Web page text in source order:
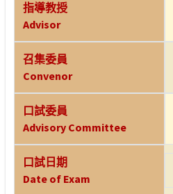
指導教授
Advisor
召集委員
Convenor
口試委員
Advisory Committee
口試日期
Date of Exam